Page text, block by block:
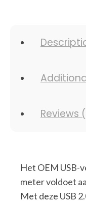
Reviews
Het OEM USB-
meter voldoet
Met deze USB